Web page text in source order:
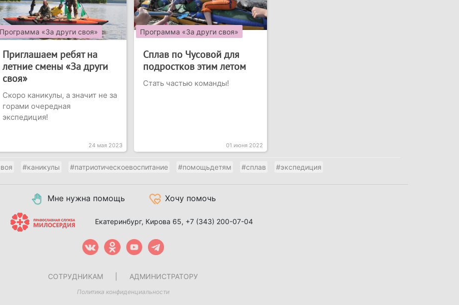
Программа «За други своя»
Приглашаем ребят на
летние смены «За други
своя»
Скоро каникулы, а значит не за
горами очередная
экспедиция!
24 мая 2023
Программа «За други своя»
Сплав по Чусовой для
подростков этим летом
Стать частью команды!
01 июня 2022
#каникулы #патриотическоевоспитание #помощьдетям #сплав #экспедиция
Мне нужна помощь Хочу помочь
Екатеринбург, Кирова 65, +7 (343) 200-07-04
СОТРУДНИКАМ АДМИНИСТРАТОРУ
Политика конфиденциальности